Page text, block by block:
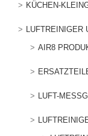
KÜCHEN-
LUFTREINIGER
AIR8
LUFT-